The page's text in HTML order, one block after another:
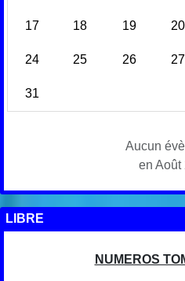
17 18 19 20
24 25 26 27
31
Aucun
en Août
LIBRE
NUMEROS